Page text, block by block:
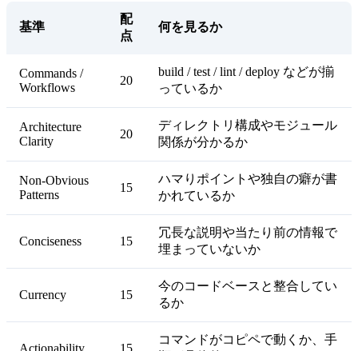
基準
配
点
何を見るか
Commands /
Workflows
20
build / test / lint / deploy などが揃
っているか
Architecture
Clarity
20
ディレクトリ構成やモジュール
関係が分かるか
Non-Obvious
Patterns
15
ハマりポイントや独自の癖が書
かれているか
Conciseness 15
冗長な説明や当たり前の情報で
埋まっていないか
Currency 15
今のコードベースと整合してい
るか
Actionability 15
コマンドがコピペで動くか、手